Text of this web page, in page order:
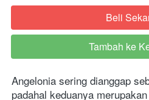
`Beli
`
Tambah ke
Angelonia sering dianggap
padahal keduanya